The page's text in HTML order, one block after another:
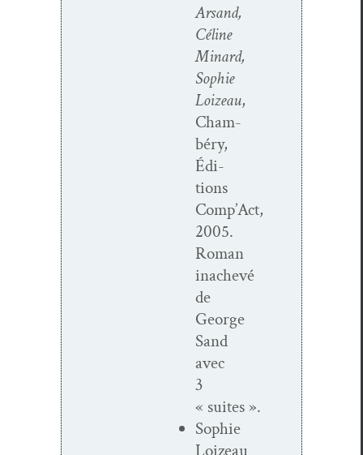
Arsand,
Céline
Minard,
Sophie
Loizeau,
Cham­
béry,
Édi­
tions
Comp’Act,
2005.
Roman
inachevé
de
George
Sand
avec
3
« suites ».
Sophie
Loizeau